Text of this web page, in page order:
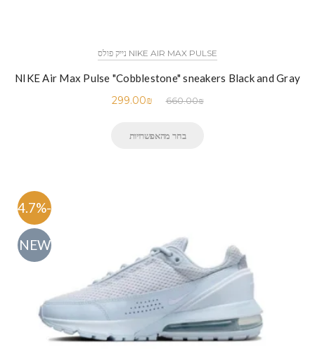
NIKE AIR MAX PULSE נייק פולס
NIKE Air Max Pulse "Cobblestone" sneakers Black and Gray
660.00₪
299.00₪
בחר מהאפשרויות
-54.7%
NEW